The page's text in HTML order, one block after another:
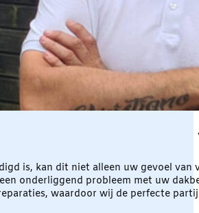
is, kan dit niet alleen uw gevoel
onderliggend probleem met uw
waardoor wij de perfecte